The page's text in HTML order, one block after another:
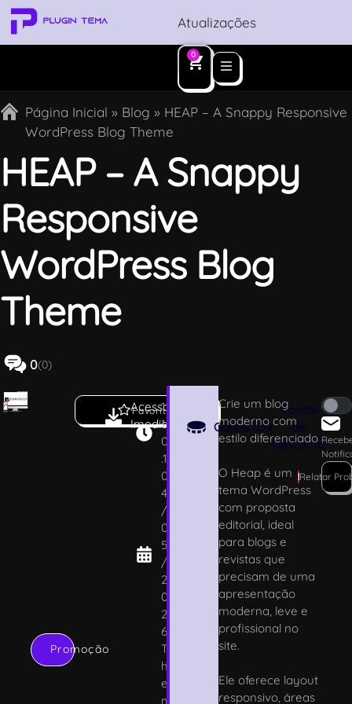
Atualizações
0
Página Inicial » Blog » HEAP – A Snappy Responsive
WordPress Blog Theme
HEAP – A Snappy
Responsive
WordPress Blog
Theme
0(0)
Promoção
Favoritar
Acesso
Imediato
1.
1
0
.1
0
4
/
0
5
/
2
0
2
6
T
h
e
m
Ganhe339
Pontos
de
Desconto
Crie um blog
moderno com
estilo diferenciado
O Heap é um
tema WordPress
com proposta
editorial, ideal
para blogs e
revistas que
precisam de uma
apresentação
moderna, leve e
profissional no
site.
Ele oferece layout
responsivo, áreas
!Relatar